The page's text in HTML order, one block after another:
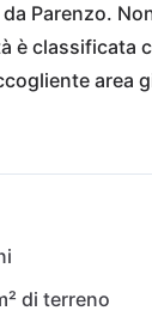
Parenzo.
è classificata
area
Diverse
mentre
di terreno